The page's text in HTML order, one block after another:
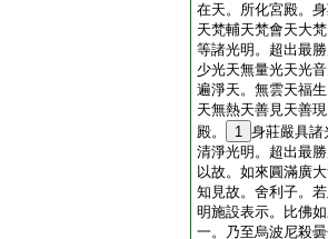
在天。所化宮殿。
天梵輔天梵會天大
等諸光明。超出最
少光天無量光天光
遍淨天。無雲天福
天無熱天善見天善
殿。
1 身莊嚴具諸
清淨光明。超出最
以故。如來圓滿廣
知見故。舍利子。
明施設表示。比佛
一。乃至烏波尼殺